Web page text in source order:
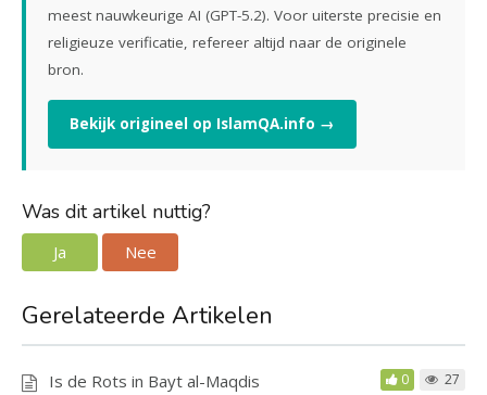
meest nauwkeurige AI (GPT-5.2). Voor uiterste precisie en
religieuze verificatie, refereer altijd naar de originele
bron.
Bekijk origineel op IslamQA.info →
Was dit artikel nuttig?
Ja Nee
Gerelateerde Artikelen
Is de Rots in Bayt al-Maqdis
0 27